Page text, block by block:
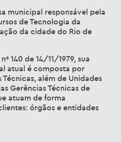
municipal responsável pela
de Tecnologia da
da cidade do Rio de
140 de 14/11/1979, sua
atual é composta por
Técnicas, além de Unidades
Gerências Técnicas de
atuam de forma
órgãos e entidades